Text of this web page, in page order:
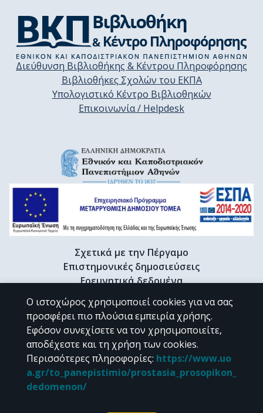
Διεύθυνση Βιβλιοθήκης & Κέντρου Πληροφόρησης
Βιβλιοθήκες Σχολών του ΕΚΠΑ
Υπολογιστικό Κέντρο Βιβλιοθηκών
Επικοινωνία / Helpdesk
Σχετικά με την Πέργαμο
Επιστημονικές δημοσιεύσεις
Ερευνητικά δεδομένα
Διδακτορικές διατριβές & Γκρίζα βιβλιογραφία
Προφίλ Ερευνητή
CC BY-NC 4.0
Εκτός αν αναφέρεται διαφορετικά, το υλικό της "Περγάμου" διατίθεται
Ο ιστοχώρος χρησιμοποιεί cookies για να σας
προσφέρει πιο πλούσια εμπειρία χρήσης.
Εφόσον συνεχίσετε να τον χρησιμοποιείτε,
αποδέχεστε και τη χρήση των cookies.
Περισσότερες πληροφορίες: https://www.uo
a.gr/to_panepistimio/prostasia_prosopikon_
dedomenon/